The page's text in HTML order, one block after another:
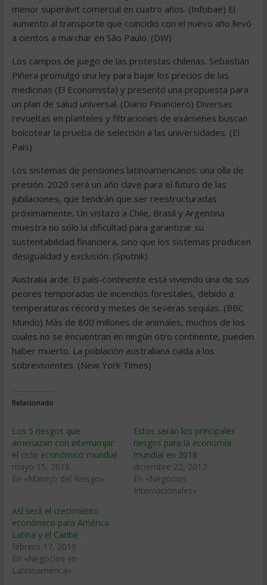
menor superávit comercial en cuatro años. (Infobae) El
aumento al transporte que coincidió con el nuevo año llevó
a cientos a marchar en São Paulo. (DW)
Los campos de juego de las protestas chilenas. Sebastián
Piñera promulgó una ley para bajar los precios de las
medicinas (El Economista) y presentó una propuesta para
un plan de salud universal. (Diario Financiero) Diversas
revueltas en planteles y filtraciones de exámenes buscan
boicotear la prueba de selección a las universidades. (El
País)
Los sistemas de pensiones latinoamericanos: una olla de
presión. 2020 será un año clave para el futuro de las
jubilaciones, que tendrán que ser reestructuradas
próximamente. Un vistazo a Chile, Brasil y Argentina
muestra no sólo la dificultad para garantizar su
sustentabilidad financiera, sino que los sistemas producen
desigualdad y exclusión. (Sputnik)
Australia arde. El país-continente está viviendo una de sus
peores temporadas de incendios forestales, debido a
temperaturas récord y meses de severas sequías. (BBC
Mundo) Más de 800 millones de animales, muchos de los
cuales no se encuentran en ningún otro continente, pueden
haber muerto. La población australiana cuida a los
sobrevivientes. (New York Times)
Relacionado
Los 5 riesgos que
amenazan con interrumpir
el ciclo económico mundial
mayo 15, 2018
En «Manejo del Riesgo»
Estos serán los principales
riesgos para la economía
mundial en 2018
diciembre 22, 2017
En «Negocios
Internacionales»
Así será el crecimiento
económico para América
Latina y el Caribe
febrero 17, 2019
En «Negocios en
Latinoamérica»